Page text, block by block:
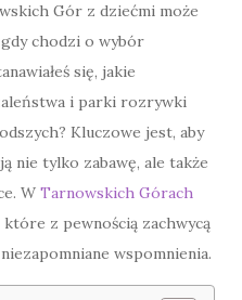
Gór z dziećmi może
chodzi o wybór
się, jakie
i parki rozrywki
Kluczowe jest, aby
nie tylko zabawę, ale także
W Tarnowskich Górach
z pewnością zachwycą
wspomnienia.